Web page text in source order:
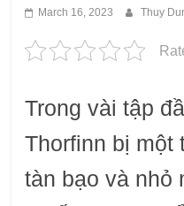
March 16, 2023 Thuy
Trong vài tập
Thorfinn bị một
tàn bạo và nhỏ